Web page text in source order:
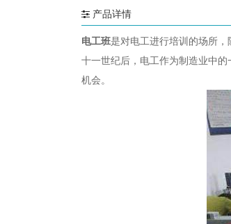
产品详情
电工班是对电工进行培训的场所
十一世纪后，电工作为制造业中
机会。